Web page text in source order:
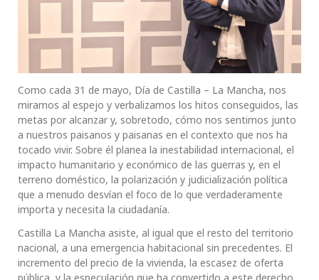
Como cada 31 de mayo, Día de Castilla – La Mancha, nos
miramos al espejo y verbalizamos los hitos conseguidos, las
metas por alcanzar y, sobretodo, cómo nos sentimos junto
a nuestros paisanos y paisanas en el contexto que nos ha
tocado vivir. Sobre él planea la inestabilidad internacional, el
impacto humanitario y económico de las guerras y, en el
terreno doméstico, la polarización y judicialización política
que a menudo desvían el foco de lo que verdaderamente
importa y necesita la ciudadanía.
Castilla La Mancha asiste, al igual que el resto del territorio
nacional, a una emergencia habitacional sin precedentes. El
incremento del precio de la vivienda, la escasez de oferta